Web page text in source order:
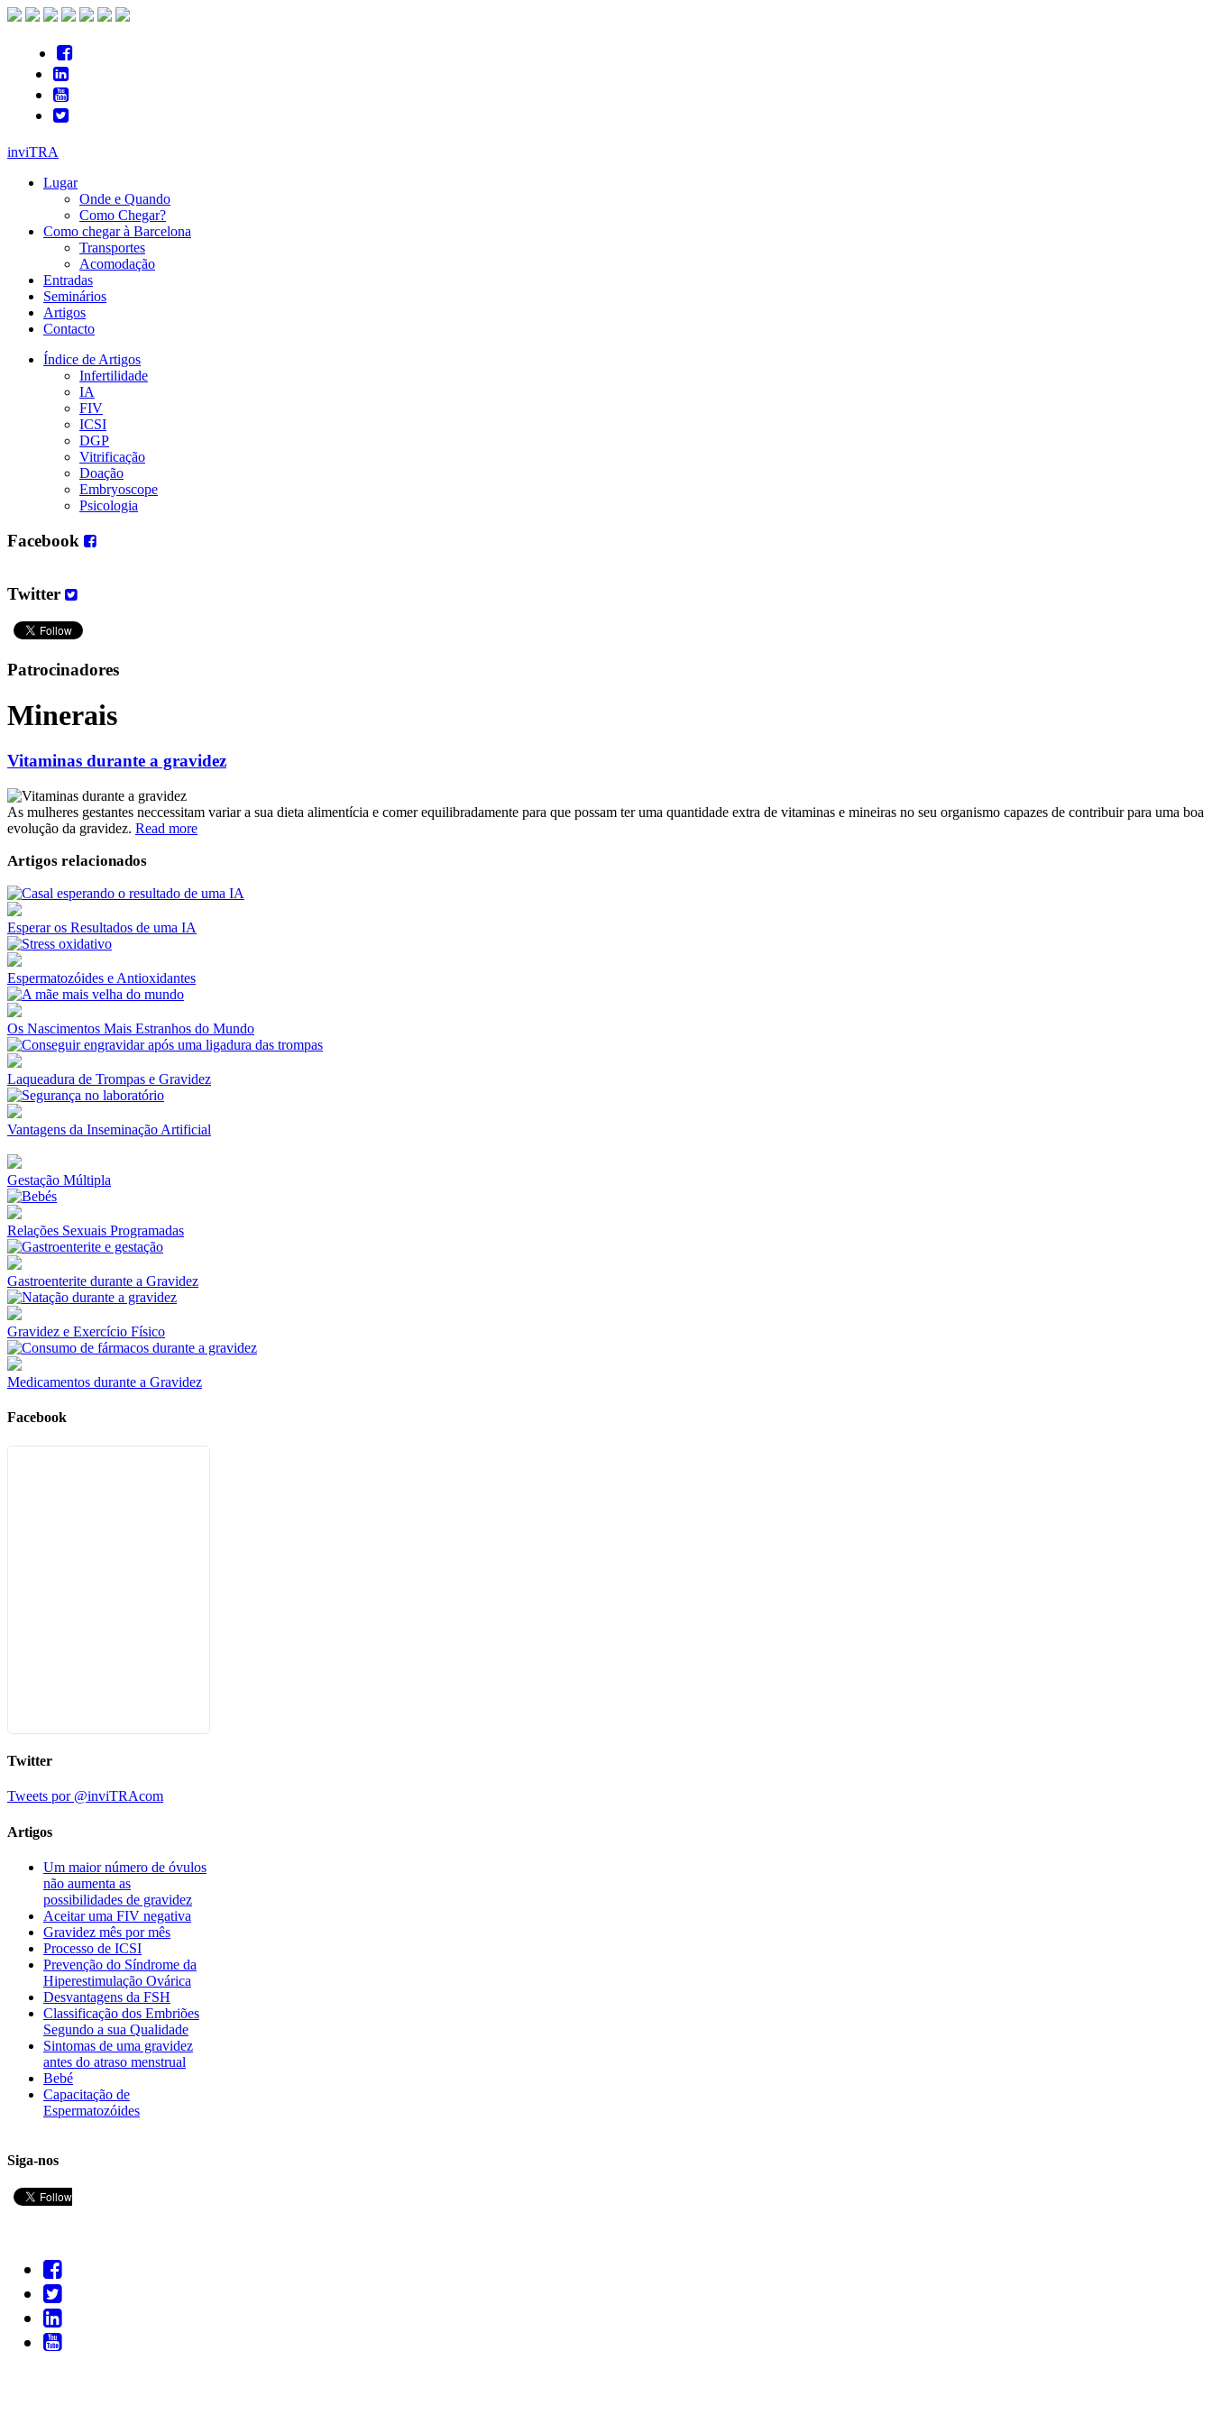
inviTRA
Lugar
Onde e Quando
Como Chegar?
Como chegar à Barcelona
Transportes
Acomodação
Entradas
Seminários
Artigos
Contacto
Índice de Artigos
Infertilidade
IA
FIV
ICSI
DGP
Vitrificação
Doação
Embryoscope
Psicologia
Facebook
Twitter
Patrocinadores
Minerais
Vitaminas durante a gravidez
As mulheres gestantes neccessitam variar a sua dieta alimentícia e comer equilibradamente para que possam ter uma quantidade extra de vitaminas e mineiras no seu organismo capazes de contribuir para uma boa
evolução da gravidez. Read more
Artigos relacionados
Esperar os Resultados de uma IA
Espermatozóides e Antioxidantes
Os Nascimentos Mais Estranhos do Mundo
Laqueadura de Trompas e Gravidez
Vantagens da Inseminação Artificial
Gestação Múltipla
Relações Sexuais Programadas
Gastroenterite durante a Gravidez
Gravidez e Exercício Físico
Medicamentos durante a Gravidez
Facebook
Twitter
Tweets por @inviTRAcom
Artigos
Um maior número de óvulos
não aumenta as
possibilidades de gravidez
Aceitar uma FIV negativa
Gravidez mês por mês
Processo de ICSI
Prevenção do Síndrome da
Hiperestimulação Ovárica
Desvantagens da FSH
Classificação dos Embriões
Segundo a sua Qualidade
Sintomas de uma gravidez
antes do atraso menstrual
Bebé
Capacitação de
Espermatozóides
Siga-nos